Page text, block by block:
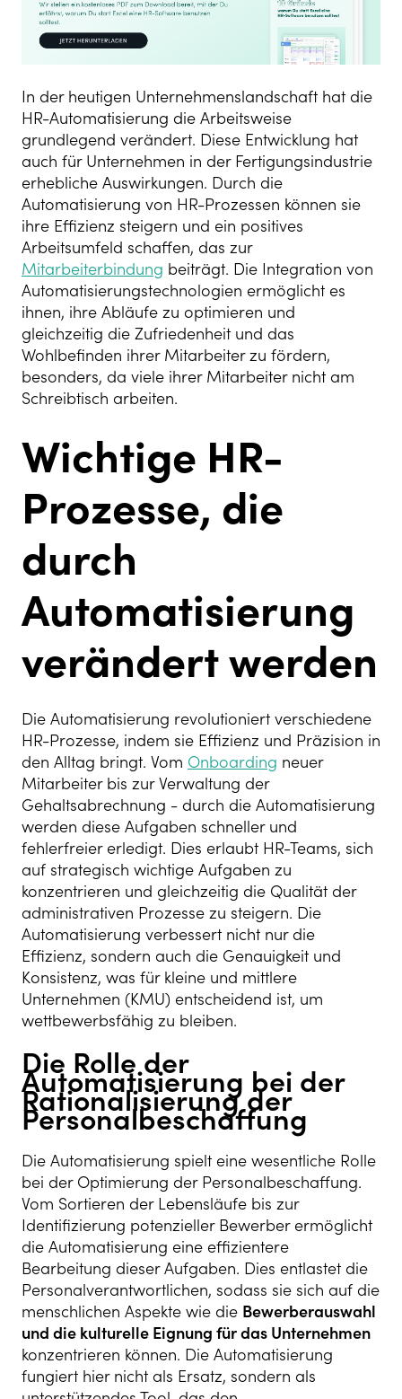
In der heutigen Unternehmenslandschaft hat die
HR-Automatisierung die Arbeitsweise
grundlegend verändert. Diese Entwicklung hat
auch für Unternehmen in der Fertigungsindustrie
erhebliche Auswirkungen. Durch die
Automatisierung von HR-Prozessen können sie
ihre Effizienz steigern und ein positives
Arbeitsumfeld schaffen, das zur
Mitarbeiterbindung beiträgt. Die Integration von
Automatisierungstechnologien ermöglicht es
ihnen, ihre Abläufe zu optimieren und
gleichzeitig die Zufriedenheit und das
Wohlbefinden ihrer Mitarbeiter zu fördern,
besonders, da viele ihrer Mitarbeiter nicht am
Schreibtisch arbeiten.
Wichtige HR-
Prozesse, die
durch
Automatisierung
verändert werden
Die Automatisierung revolutioniert verschiedene
HR-Prozesse, indem sie Effizienz und Präzision in
den Alltag bringt. Vom Onboarding neuer
Mitarbeiter bis zur Verwaltung der
Gehaltsabrechnung - durch die Automatisierung
werden diese Aufgaben schneller und
fehlerfreier erledigt. Dies erlaubt HR-Teams, sich
auf strategisch wichtige Aufgaben zu
konzentrieren und gleichzeitig die Qualität der
administrativen Prozesse zu steigern. Die
Automatisierung verbessert nicht nur die
Effizienz, sondern auch die Genauigkeit und
Konsistenz, was für kleine und mittlere
Unternehmen (KMU) entscheidend ist, um
wettbewerbsfähig zu bleiben.
Die Rolle der
Automatisierung bei der
Rationalisierung der
Personalbeschaffung
Die Automatisierung spielt eine wesentliche Rolle
bei der Optimierung der Personalbeschaffung.
Vom Sortieren der Lebensläufe bis zur
Identifizierung potenzieller Bewerber ermöglicht
die Automatisierung eine effizientere
Bearbeitung dieser Aufgaben. Dies entlastet die
Personalverantwortlichen, sodass sie sich auf die
menschlichen Aspekte wie die Bewerberauswahl
und die kulturelle Eignung für das Unternehmen
konzentrieren können. Die Automatisierung
fungiert hier nicht als Ersatz, sondern als